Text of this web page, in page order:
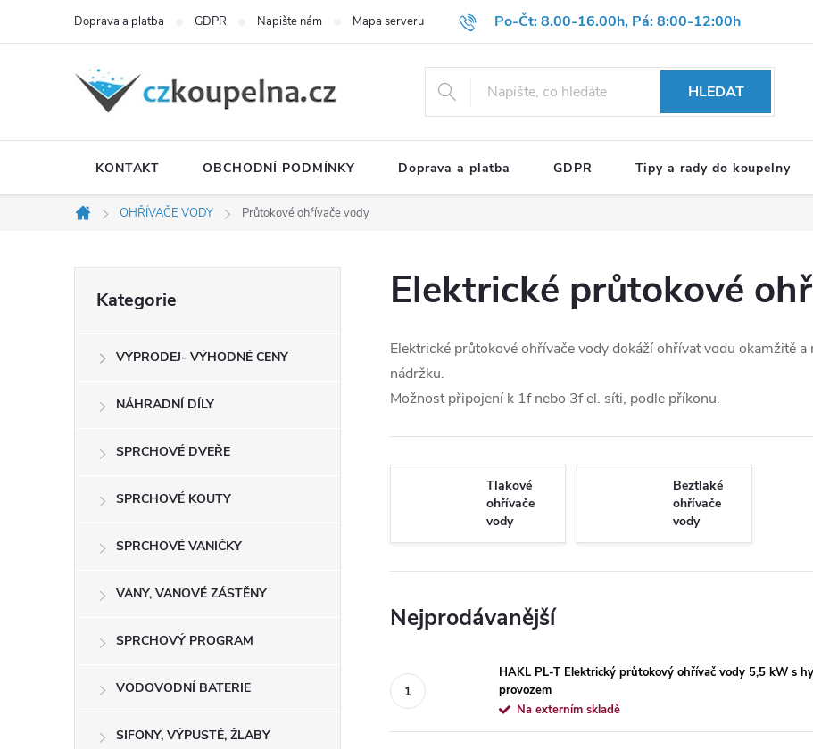
Po-Čt: 8.00-16.00h, Pá: 8:00-12:00h
Doprava a platba GDPR Napište nám Mapa serveru Hodnocení obchodu Reklamační formulář OBCHODNÍ
HLEDAT
KONTAKT OBCHODNÍ PODMÍNKY Doprava a platba GDPR Tipy a rady do koupelny
Domů
OHŘÍVAČE VODY Průtokové ohřívače vody
kategorie
Kategorie
VÝPRODEJ- VÝHODNÉ CENY
NÁHRADNÍ DÍLY
SPRCHOVÉ DVEŘE
SPRCHOVÉ KOUTY
SPRCHOVÉ VANIČKY
VANY, VANOVÉ ZÁSTĚNY
SPRCHOVÝ PROGRAM
VODOVODNÍ BATERIE
SIFONY, VÝPUSTĚ, ŽLABY
Elektrické průtokové
Elektrické průtokové ohřívače vody dokáží ohřívat vodu okamžitě
nádržku.
Možnost připojení k 1f nebo 3f el. síti, podle příkonu.
Tlakové
ohřívače
vody
Beztlaké
ohřívače
vody
Nejprodávanější
HAKL PL-T Elektrický průtokový ohřívač vody 5,5 kW s
provozem
Na externím skladě